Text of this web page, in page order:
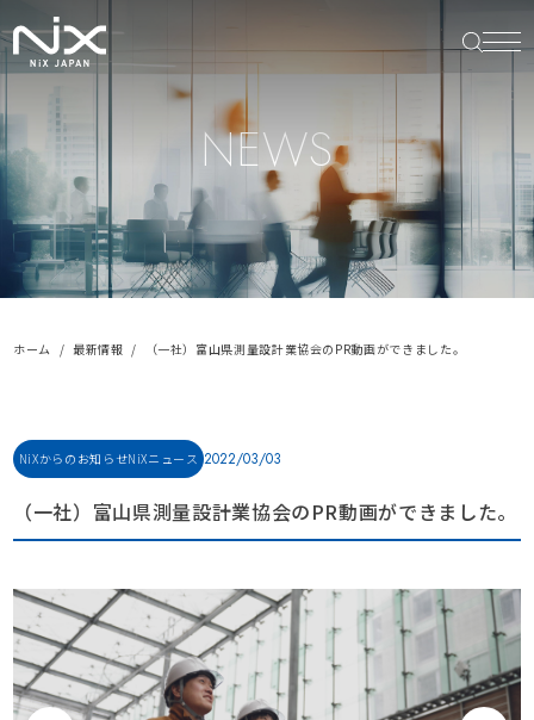
NEWS
ホーム 最新情報 （一社）富山県測量設計業協会のPR動画ができました。
NiXからのお知らせNiXニュース 2022/03/03
（一社）富山県測量設計業協会のPR動画ができました。